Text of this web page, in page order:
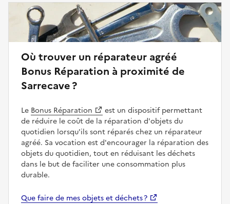
Où trouver un réparateur agréé
Bonus Réparation à proximité de
Sarrecave ?
Le Bonus Réparation
est un dispositif permettant
de réduire le coût de la réparation d'objets du
quotidien lorsqu'ils sont réparés chez un réparateur
agréé. Sa vocation est d'encourager la réparation des
objets du quotidien, tout en réduisant les déchets
dans le but de faciliter une consommation plus
durable.
Que faire de mes objets et déchets ?